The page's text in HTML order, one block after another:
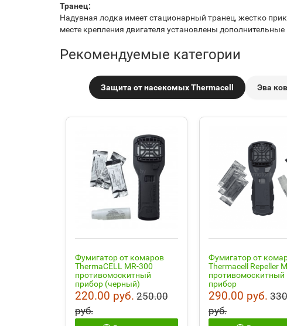
Транец:
Надувная лодка имеет стационарный транец, жестко
месте крепления двигателя установлены
Рекомендуемые категории
Защита от насекомых Thermacell Эва
Фумигатор от комаров
ThermaCELL MR-300
противомоскитный
прибор (черный)
220.00 руб. 250.00
руб.
Фумигатор от
Thermacell Repeller
противомоскитный
прибор
290.00 руб.
руб.